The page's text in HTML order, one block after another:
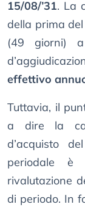
15/08/’31. La
della prima
(49 giorni)
effettivo
Tuttavia, il
a dire la
d’acquisto
periodale
rivalutazione
di periodo. In